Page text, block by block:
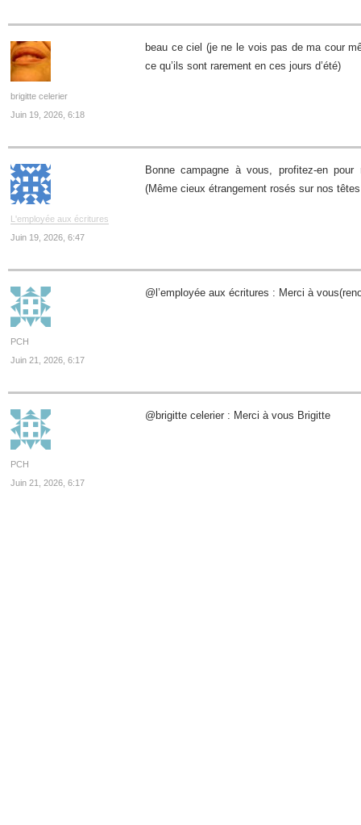
brigitte celerier
Juin 19, 2026, 6:18
beau ce ciel (je ne le vois pas de ma cour
ce qu’ils sont rarement en ces jours d’été)
L'employée aux écritures
Juin 19, 2026, 6:47
Bonne campagne à vous, profitez-en
(Même cieux étrangement rosés sur nos
PCH
Juin 21, 2026, 6:17
@l’employée aux écritures : Merci à
PCH
Juin 21, 2026, 6:17
@brigitte celerier : Merci à vous Brigitte